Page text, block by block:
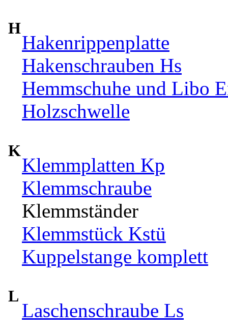
H
Hakenrippenplatte
Hakenschrauben Hs
Hemmschuhe und Libo
Holzschwelle
K
Klemmplatten Kp
Klemmschraube
Klemmständer
Klemmstück Kstü
Kuppelstange komplett
L
Laschenschraube Ls